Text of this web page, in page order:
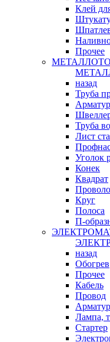
Клей
Прочее
назад
Труба
Труба
Лист
Уголок
Конек
Квадрат
Круг
Полоса
П-
назад
Обогрев
Прочее
Кабель
Провод
Лампа,
Стартер